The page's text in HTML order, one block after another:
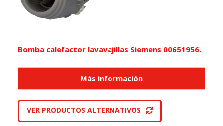
Bomba calefactor lavavajillas Siemens 00651956.
VER PRODUCTOS ALTERNATIVOS